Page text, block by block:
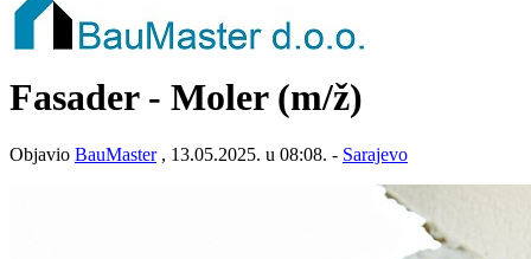
Fasader - Moler (m/ž)
Objavio BauMaster, 13.05.2025. u 08:08. - Sarajevo